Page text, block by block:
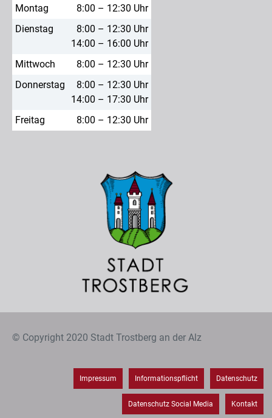
Montag
8:00 – 12:30 Uhr
Dienstag
8:00 – 12:30 Uhr
14:00 – 16:00 Uhr
Mittwoch
8:00 – 12:30 Uhr
Donnerstag
8:00 – 12:30 Uhr
14:00 – 17:30 Uhr
Freitag
8:00 – 12:30 Uhr
© Copyright 2020 Stadt Trostberg an der Alz
Impressum Informationspflicht Datenschutz
Datenschutz Social Media Kontakt